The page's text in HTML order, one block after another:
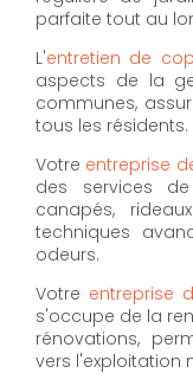
parfaite tout au
L'entretien de
aspects de la
communes,
tous les résidents.
Votre entreprise
des services
canapés,
techniques
odeurs.
Votre entreprise
s'occupe de la
rénovations,
vers l'exploitation